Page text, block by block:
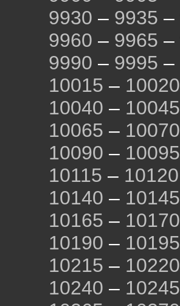
9930 – 9935 –
9960 – 9965 –
9990 – 9995 –
10015 – 10020
10040 – 10045
10065 – 10070
10090 – 10095
10115 – 10120
10140 – 10145
10165 – 10170
10190 – 10195
10215 – 10220
10240 – 10245